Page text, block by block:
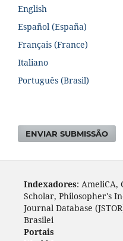
English
Español (España)
Français (France)
Italiano
Português (Brasil)
ENVIAR SUBMISSÃO
Indexadores: AmeliCA,
Scholar, Philosopher's
Journal Database
Brasileiro, DOAJ, Journal
Portais